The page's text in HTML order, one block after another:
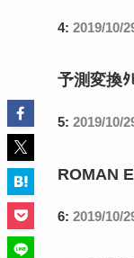
4: 2019/10/
予測変換
5: 2019/10/
ROMAN
6: 2019/10/